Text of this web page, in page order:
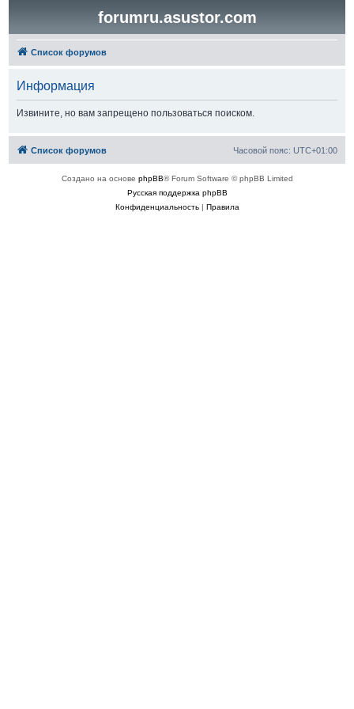
forumru.asustor.com
Список форумов
Информация
Извините, но вам запрещено пользоваться поиском.
Список форумов Часовой пояс: UTC+01:00
Создано на основе phpBB® Forum Software © phpBB Limited
Русская поддержка phpBB
Конфиденциальность| Правила